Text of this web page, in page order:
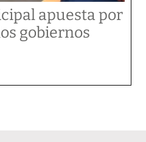
apuesta por
gobiernos